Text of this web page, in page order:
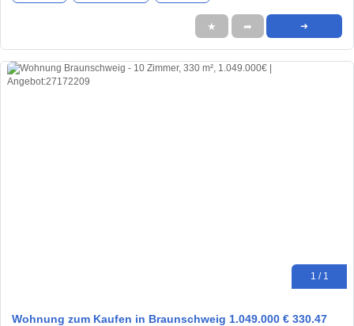
★ ➦ ➜
1 / 1
Wohnung zum Kaufen in Braunschweig 1.049.000 € 330.47